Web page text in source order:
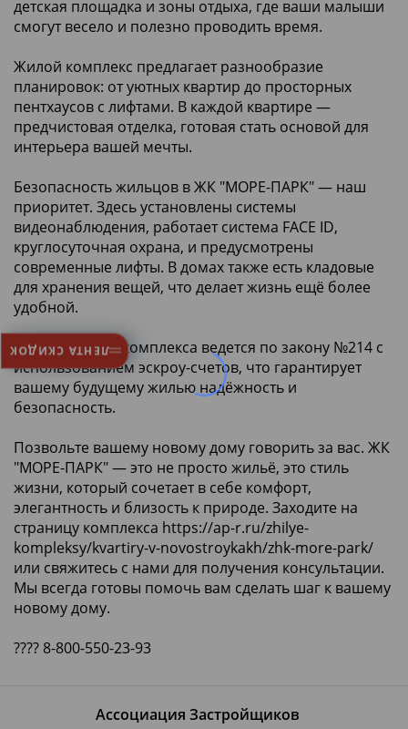
детская площадка и зоны отдыха, где ваши малыши
смогут весело и полезно проводить время.
Жилой комплекс предлагает разнообразие
планировок: от уютных квартир до просторных
пентхаусов с лифтами. В каждой квартире —
предчистовая отделка, готовая стать основой для
интерьера вашей мечты.
Безопасность жильцов в ЖК "МОРЕ-ПАРК" — наш
приоритет. Здесь установлены системы
видеонаблюдения, работает система FACE ID,
круглосуточная охрана, и предусмотрены
современные лифты. В домах также есть кладовые
для хранения вещей, что делает жизнь ещё более
удобной.
Строительство комплекса ведется по закону №214 с
использованием эскроу-счетов, что гарантирует
вашему будущему жилью надёжность и
безопасность.
Позвольте вашему новому дому говорить за вас. ЖК
"МОРЕ-ПАРК" — это не просто жильё, это стиль
жизни, который сочетает в себе комфорт,
элегантность и близость к природе. Заходите на
страницу комплекса https://ap-r.ru/zhilye-
kompleksy/kvartiry-v-novostroykakh/zhk-more-park/
или свяжитесь с нами для получения консультации.
Мы всегда готовы помочь вам сделать шаг к вашему
новому дому.
???? 8-800-550-23-93
Ассоциация Застройщиков
ЛЕНТА СКИДОК